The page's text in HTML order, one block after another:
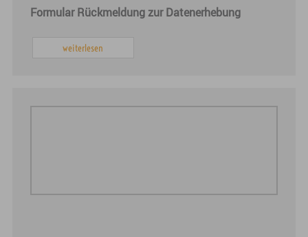
Formular Rückmeldung zur Datenerhebung
weiterlesen